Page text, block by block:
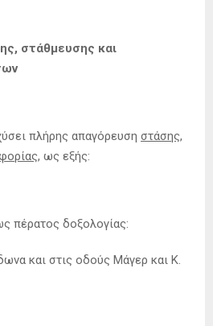
στάθμευσης και
πλήρης απαγόρευση στάσης,
ως εξής:
πέρατος δοξολογίας:
και στις οδούς Μάγερ και Κ.